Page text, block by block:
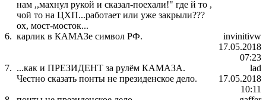
нам ,,махнул рукой и сказал-поехали!" где й то ,
чой то на ЦХП...работает или уже закрыли???
ох, мост-мосток...
6. карлик в КАМАЗе символ РФ.
invinitivw
17.05.2018
07:23
7. ...как и ПРЕЗИДЕНТ за рулём КАМАЗА.
Честно сказать понты не президенское дело.
lad
17.05.2018
10:11